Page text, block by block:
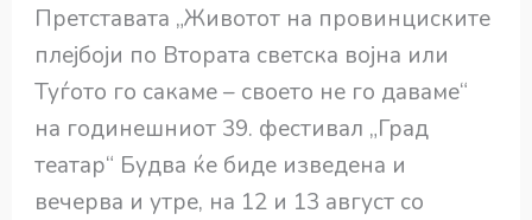
Претставата „Животот на провинциските
плејбоји по Втората светска војна или
Туѓото го сакаме – своето не го даваме“
на годинешниот 39. фестивал „Град
театар“ Будва ќе биде изведена и
вечерва и утре, на 12 и 13 август со